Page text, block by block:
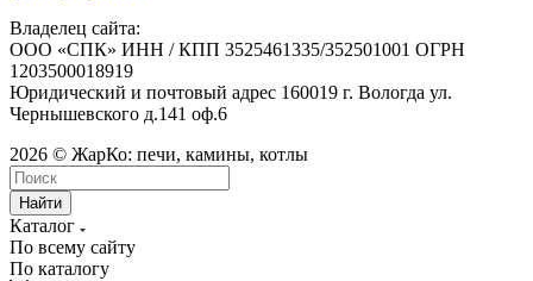
Владелец сайта:
ООО «СПК» ИНН / КПП 3525461335/352501001 ОГРН
1203500018919
Юридический и почтовый адрес 160019 г. Вологда ул.
Чернышевского д.141 оф.6
2026 © ЖарКо: печи, камины, котлы
Найти
Каталог
По всему сайту
По каталогу